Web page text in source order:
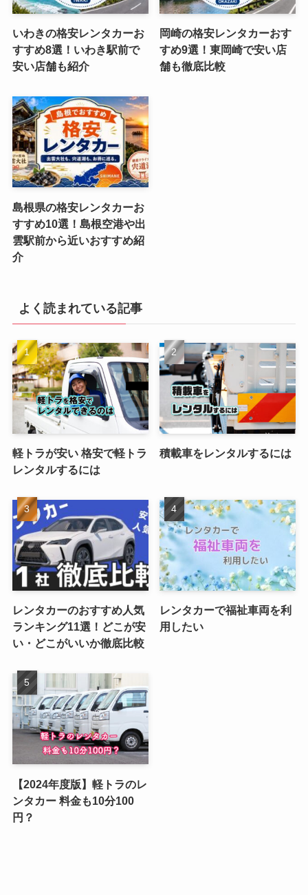
いわきの格安レンタカーお
すすめ8選！いわき駅前で
安い店舗も紹介
岡崎の格安レンタカーおす
すめ9選！東岡崎で安い店
舗も徹底比較
島根県の格安レンタカーお
すすめ10選！島根空港や出
雲駅前から近いおすすめ紹
介
よく読まれている記事
軽トラが安い 格安で軽トラ
レンタルするには
積載車をレンタルするには
レンタカーのおすすめ人気
ランキング11選！どこが安
い・どこがいいか徹底比較
レンタカーで福祉車両を利
用したい
【2024年度版】軽トラのレ
ンタカー 料金も10分100
円？